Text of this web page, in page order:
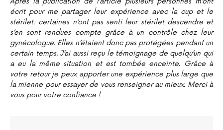
écrit pour me partager leur expérience avec la cup et le
stérilet: certaines n’ont pas senti leur stérilet descendre et
s’en sont rendues compte grâce à un contrôle chez leur
gynécologue. Elles n’étaient donc pas protégées pendant un
certain temps. J’ai aussi reçu le témoignage de quelqu’un qui
a eu la même situation et est tombée enceinte. Grâce à
votre retour je peux apporter une expérience plus large que
la mienne pour essayer de vous renseigner au mieux. Merci à
vous pour votre confiance !